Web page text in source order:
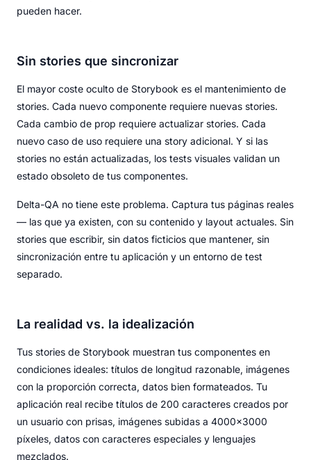
pueden hacer.
Sin stories que sincronizar
El mayor coste oculto de Storybook es el mantenimiento de
stories. Cada nuevo componente requiere nuevas stories.
Cada cambio de prop requiere actualizar stories. Cada
nuevo caso de uso requiere una story adicional. Y si las
stories no están actualizadas, los tests visuales validan un
estado obsoleto de tus componentes.
Delta-QA no tiene este problema. Captura tus páginas reales
— las que ya existen, con su contenido y layout actuales. Sin
stories que escribir, sin datos ficticios que mantener, sin
sincronización entre tu aplicación y un entorno de test
separado.
La realidad vs. la idealización
Tus stories de Storybook muestran tus componentes en
condiciones ideales: títulos de longitud razonable, imágenes
con la proporción correcta, datos bien formateados. Tu
aplicación real recibe títulos de 200 caracteres creados por
un usuario con prisas, imágenes subidas a 4000x3000
píxeles, datos con caracteres especiales y lenguajes
mezclados.